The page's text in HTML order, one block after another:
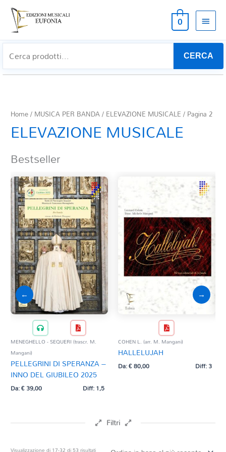
0
CERCA
Home/ MUSICA PER BANDA/ ELEVAZIONE MUSICALE / Pagina 2
ELEVAZIONE MUSICALE
Bestseller
←
MENEGHELLO - SEQUERI (trascr. M.
Mangani)
PELLEGRINI DI SPERANZA –
INNO DEL GIUBILEO 2025
Da:€39,00 Diff: 1,5
COHEN L. (arr. M. Mangani)
HALLELUJAH
Da:€80,00 Diff: 3
→
Filtri
Visualizzazione di 17-32 di 53 risultatiOrdina